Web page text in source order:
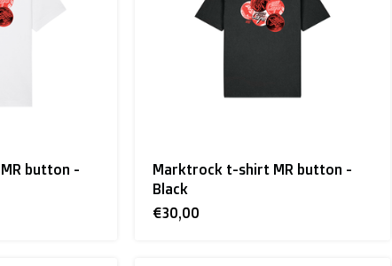
button -
Marktrock t-shirt MR button -
Black
€30,00